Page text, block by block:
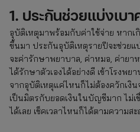
1. ประกันช่วยแบ่งเบา
อุบัติเหตุมาพร้อมกับค่าใช้จ่าย หากเ
ขึ้นมา ประกันอุบัติเหตุรายปีจะช่วยแ
จะค่ารักษาพยาบาล, ค่าหมอ, ค่ายา
ได้รักษาตัวเองได้อย่างดี เข้าโรงพย
จากอุบัติเหตุแค่ไหนก็ไม่ต้องควักเงิ
เป็นมิตรกับยอดเงินในบัญชีมาก ไม่เ
ได้เลย เช็คเวลาไหนก็ได้ตามความส